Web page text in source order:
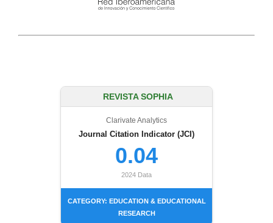
REVISTA SOPHIA
Clarivate Analytics
Journal Citation Indicator (JCI)
0.04
2024 Data
CATEGORY: EDUCATION & EDUCATIONAL
RESEARCH